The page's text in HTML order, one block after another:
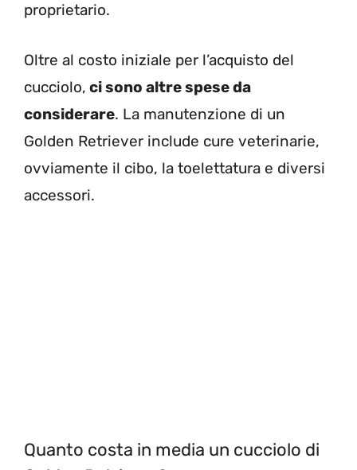
proprietario.
Oltre al costo iniziale per l’acquisto del
cucciolo, ci sono altre spese da
considerare. La manutenzione di un
Golden Retriever include cure veterinarie,
ovviamente il cibo, la toelettatura e diversi
accessori.
Quanto costa in media un cucciolo di